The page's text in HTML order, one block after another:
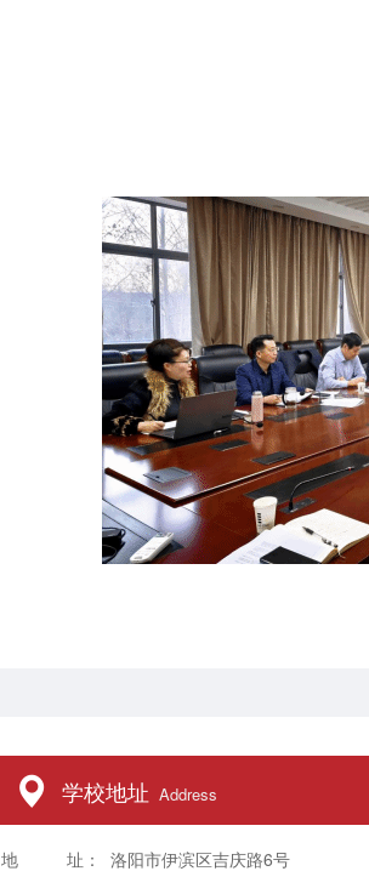
学校地址 Address
地 址： 洛阳市伊滨区吉庆路6号